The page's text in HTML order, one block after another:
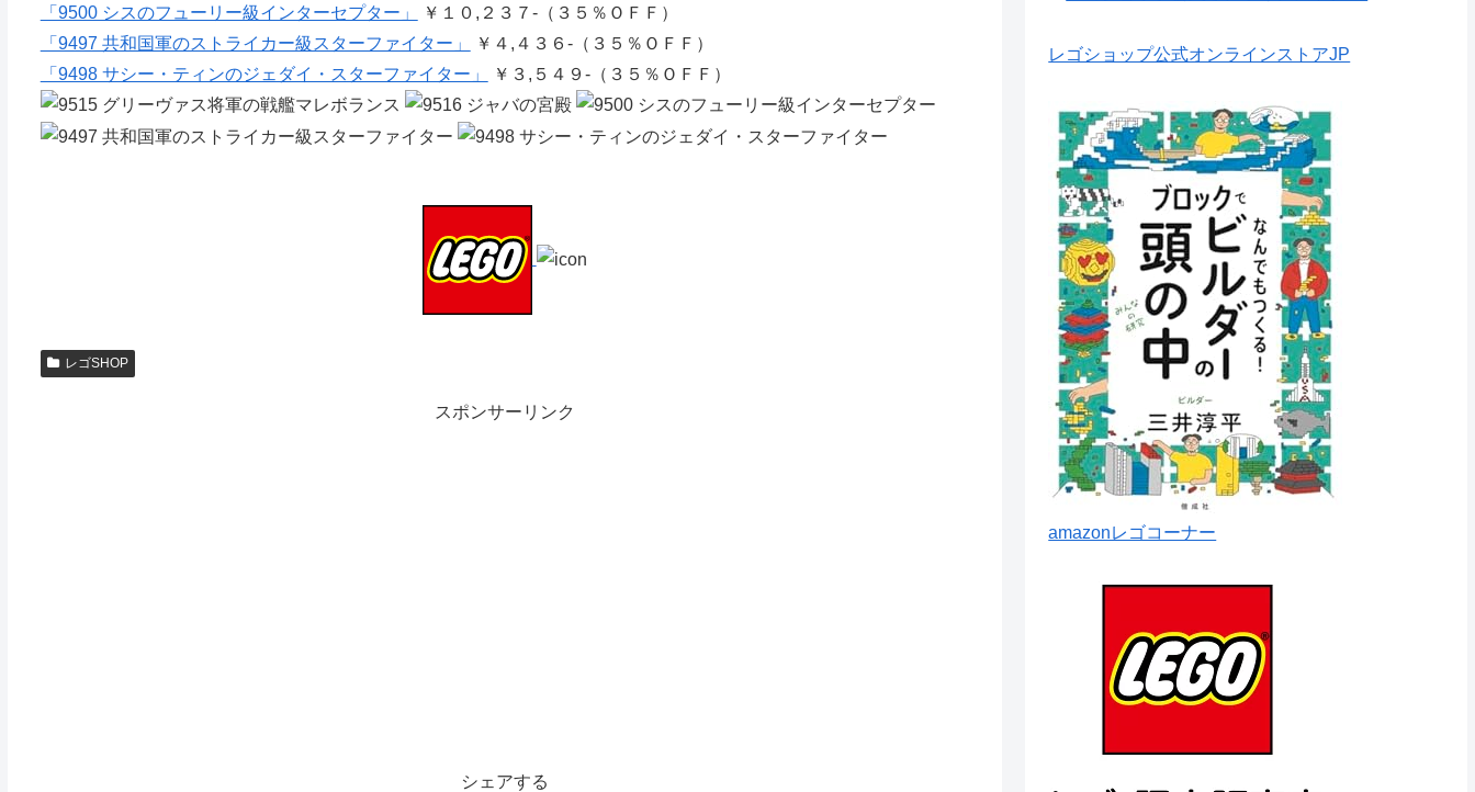
「9500 シスのフューリー級インターセプター」
￥１０,２３７-（３５％ＯＦＦ）
「9497 共和国軍のストライカー級スターファイター」
￥４,４３６-（３５％ＯＦＦ）
「9498 サシー・ティンのジェダイ・スターファイター」
￥３,５４９-（３５％ＯＦＦ）
レゴSHOP
スポンサーリンク
シェアする
レゴショップ公式オンラインストアJP
amazonレゴコーナー